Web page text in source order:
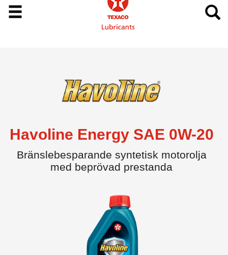
Havoline Energy SAE 0W-20
Bränslebesparande syntetisk motorolja
med beprövad prestanda